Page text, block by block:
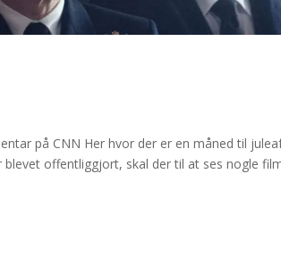
på CNN Her hvor der er en måned til
offentliggjort, skal der til at ses nogle